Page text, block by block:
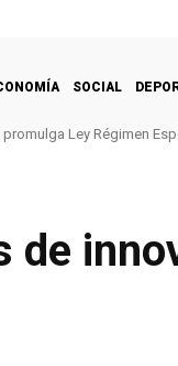
SOCIAL
Ley Régimen
de